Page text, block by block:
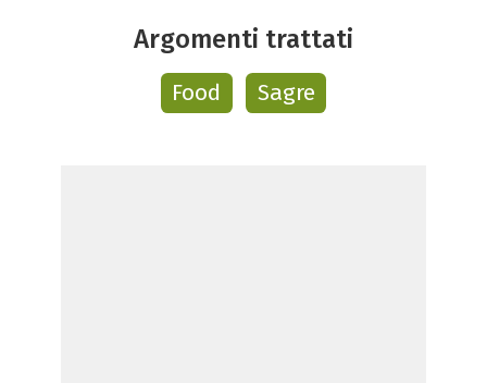
Argomenti trattati
Food Sagre